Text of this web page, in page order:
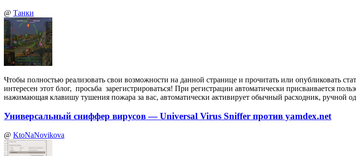
@ Танки
Чтобы полностью реализовать свои возможности на данной странице и прочитать или опубликовать
интересен этот блог, просьба зарегистрироваться! При регистрации автоматически присваивается
нажимающая клавишу тушения пожара за вас, автоматически активирует обычный расходник, ручной
Универсальный сниффер вирусов — Universal Virus Sniffer против yamdex.net
@ KtoNaNovikova